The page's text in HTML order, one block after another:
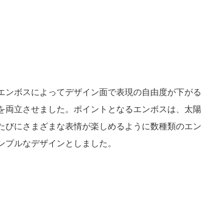
ボスによってデザイン面で表現の自由度が下がる
立させました。ポイントとなるエンボスは、太陽
にさまざまな表情が楽しめるように数種類のエン
ルなデザインとしました。